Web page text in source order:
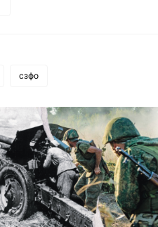
сзфо